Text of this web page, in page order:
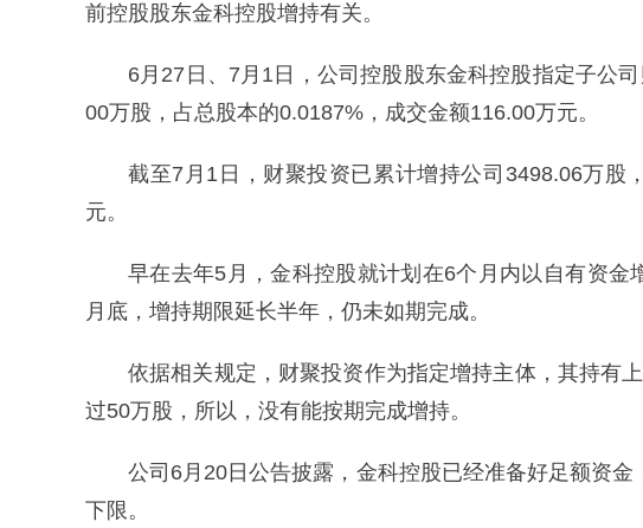
前控股股东金科控股增持有关。
6月27日、7月1日，公司控股股东金科控股指定子公
00万股，占总股本的0.0187%，成交金额116.00万元。
截至7月1日，财聚投资已累计增持公司3498.06万股
元。
早在去年5月，金科控股就计划在6个月内以自有资
月底，增持期限延长半年，仍未如期完成。
依据相关规定，财聚投资作为指定增持主体，其持有
过50万股，所以，没有能按期完成增持。
公司6月20日公告披露，金科控股已经准备好足额资
下限。